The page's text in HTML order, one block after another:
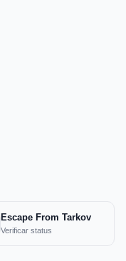
Escape From Tarkov
Verificar status